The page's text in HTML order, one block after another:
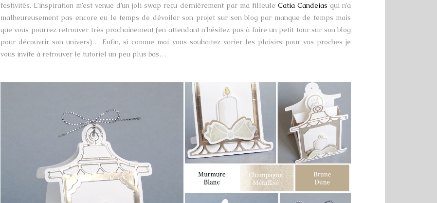
festivités. L’inspiration m’est venue d’un joli swap reçu dernièrement par ma filleule Catia Candeias qui n’a
malheureusement pas encore eu le temps de dévoiler son projet sur son blog par manque de temps mais
que vous pourrez retrouver très prochainement (en attendant n’hésitez pas à faire un petit tour sur son blog
pour découvrir son univers)… Enfin, si comme moi vous souhaitez varier les plaisirs pour vos proches je
vous invite à retrouver le tutoriel un peu plus bas…